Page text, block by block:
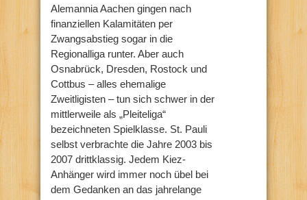
Alemannia Aachen gingen nach
finanziellen Kalamitäten per
Zwangsabstieg sogar in die
Regionalliga runter. Aber auch
Osnabrück, Dresden, Rostock und
Cottbus – alles ehemalige
Zweitligisten – tun sich schwer in der
mittlerweile als „Pleiteliga“
bezeichneten Spielklasse. St. Pauli
selbst verbrachte die Jahre 2003 bis
2007 drittklassig. Jedem Kiez-
Anhänger wird immer noch übel bei
dem Gedanken an das jahrelange